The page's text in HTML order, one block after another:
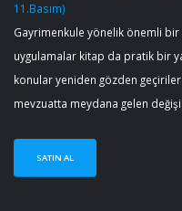
11.Basım)
Gayrimenkule yönelik önemli
uygulamalar kitap da pratik bir
konular yeniden gözden
mevzuatta meydana gelen
SATIN AL